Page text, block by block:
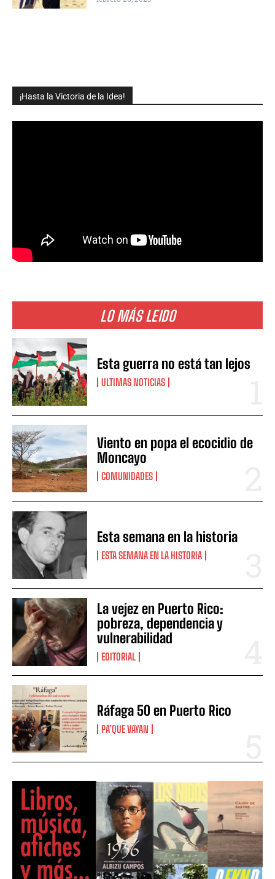
¡Hasta la Victoria de la Idea!
LO MÁS LEIDO
Esta guerra no está tan lejos
ULTIMAS NOTICIAS
Viento en popa el ecocidio de
Moncayo
COMUNIDADES
Esta semana en la historia
ESTA SEMANA EN LA HISTORIA
La vejez en Puerto Rico:
pobreza, dependencia y
vulnerabilidad
EDITORIAL
Ráfaga 50 en Puerto Rico
PA’QUE VAYAN